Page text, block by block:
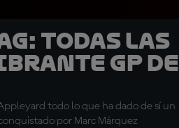
Todas las
GP de
todo lo que ha dado de sí un
por Marc Márquez